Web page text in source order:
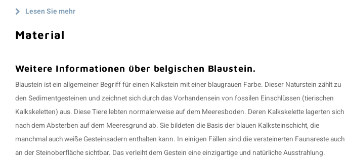
Lesen Sie mehr
Material
Weitere Informationen über belgischen Blaustein.
Blaustein ist ein allgemeiner Begriff für einen Kalkstein mit einer blaugrauen Farbe. Dieser Naturstein zählt zu
den Sedimentgesteinen und zeichnet sich durch das Vorhandensein von fossilen Einschlüssen (tierischen
Kalkskeletten) aus. Diese Tiere lebten normalerweise auf dem Meeresboden. Deren Kalkskelette lagerten sich
nach dem Absterben auf dem Meeresgrund ab. Sie bildeten die Basis der blauen Kalksteinschicht, die
manchmal auch weiße Gesteinsadern enthalten kann. In einigen Fällen sind die versteinerten Faunareste auch
an der Steinoberfläche sichtbar. Das verleiht dem Gestein eine einzigartige und natürliche Ausstrahlung.